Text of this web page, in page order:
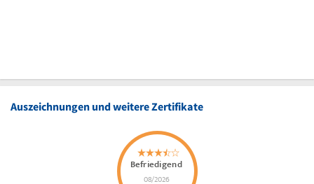
Auszeichnungen und weitere Zertifikate